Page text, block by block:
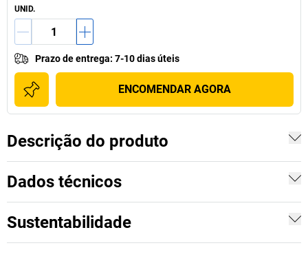
UNID.
Prazo de entrega: 7-10 dias úteis
ENCOMENDAR AGORA
Descrição do produto
Dados técnicos
Sustentabilidade